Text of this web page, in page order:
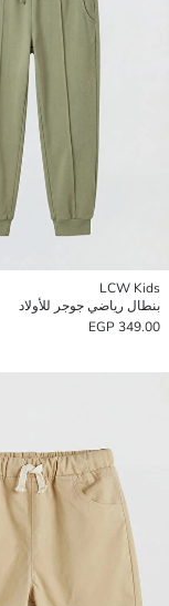
LCW Kids
بنطال رياضي جوجر للأولاد
349.00 EGP